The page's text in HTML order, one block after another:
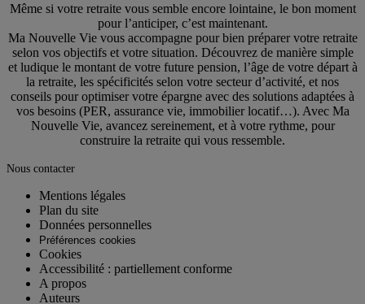
Même si votre retraite vous semble encore lointaine, le bon moment
pour l’anticiper, c’est maintenant.
Ma Nouvelle Vie vous accompagne pour bien préparer votre retraite
selon vos objectifs et votre situation. Découvrez de manière simple
et ludique le montant de votre future pension, l’âge de votre départ à
la retraite, les spécificités selon votre secteur d’activité, et nos
conseils pour optimiser votre épargne avec des solutions adaptées à
vos besoins (PER, assurance vie, immobilier locatif…). Avec Ma
Nouvelle Vie, avancez sereinement, et à votre rythme, pour
construire la retraite qui vous ressemble.
Nous contacter
Mentions légales
Plan du site
Données personnelles
Préférences cookies
Cookies
Accessibilité : partiellement conforme
A propos
Auteurs